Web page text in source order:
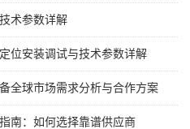
术参数详解
位安装调试与技术参数详解
全球市场需求分析与合作方案
南：如何选择靠谱供应商